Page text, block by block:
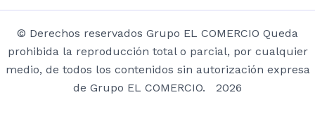
© Derechos reservados Grupo EL COMERCIO Queda
prohibida la reproducción total o parcial, por cualquier
medio, de todos los contenidos sin autorización expresa
de Grupo EL COMERCIO. 2026